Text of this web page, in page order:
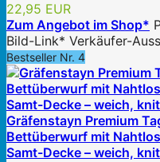
22,95 EUR
Zum Angebot im Shop*
Bild-Link* Verkäufer-
Bestseller Nr. 4
Gräfenstayn Premium
Bettüberwurf mit
Samt-Decke – weich,